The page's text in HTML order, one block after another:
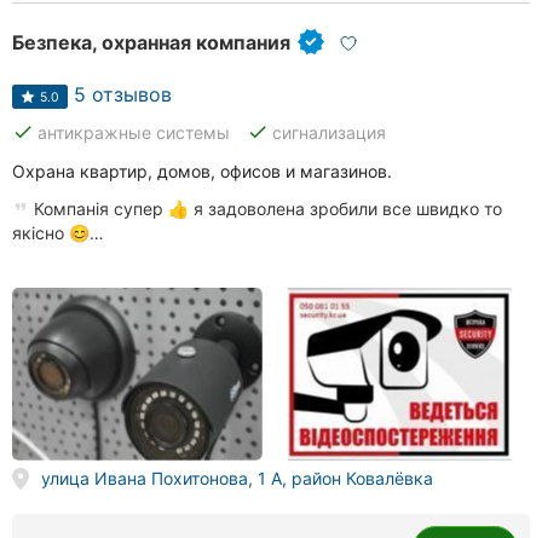
Безпека, охранная компания
5.0 5 отзывов
done антикражные системы done сигнализация
Охрана квартир, домов, офисов и магазинов.
Компанія супер 👍 я задоволена зробили все швидко то
якісно 😊…
улица Ивана Похитонова, 1 А, район Ковалёвка